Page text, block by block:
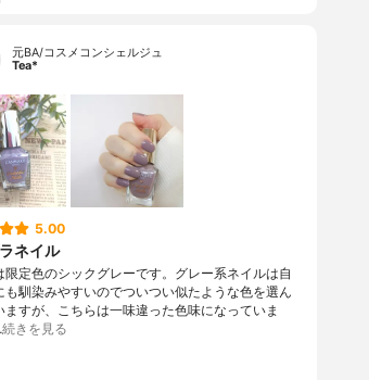
元BA/コスメコンシェルジュ
Tea*
5.00
ネイル
限定色のシックグレーです。グレー系ネイルは自
も馴染みやすいのでついつい似たような色を選ん
ますが、こちらは一味違った色味になっていま
続きを見る